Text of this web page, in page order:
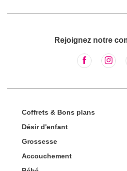
Rejoignez notre
Coffrets & Bons plans
Désir d'enfant
Grossesse
Accouchement